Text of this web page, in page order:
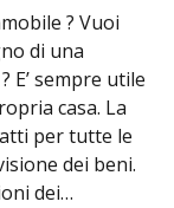
? Vuoi
di una
E’ sempre utile
casa. La
per tutte le
dei beni.
dei…